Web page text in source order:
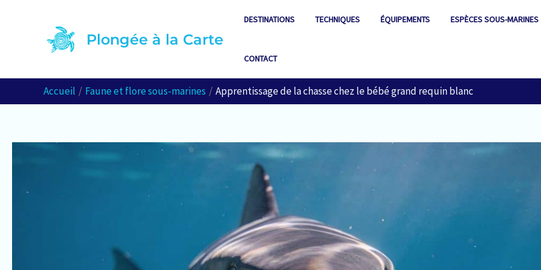
Plongée à la Carte
DESTINATIONS TECHNIQUES ÉQUIPEMENTS ESPÈCES SOUS-MARINES
CONTACT
Accueil Faune et flore sous-marines Apprentissage de la chasse chez le bébé grand requin blanc